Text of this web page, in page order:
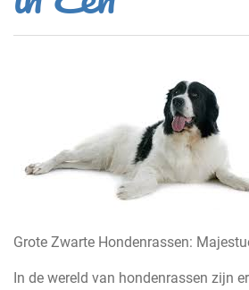
Grote Zwarte Hondenrassen:
In de wereld van hondenrassen zijn